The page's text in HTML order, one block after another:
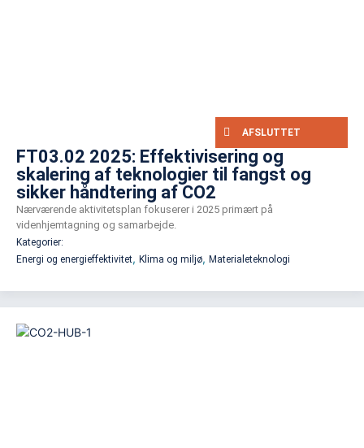
AFSLUTTET
FT03.02 2025: Effektivisering og
skalering af teknologier til fangst og
sikker håndtering af CO2
Nærværende aktivitetsplan fokuserer i 2025 primært på
videnhjemtagning og samarbejde.
Kategorier:
Energi og energieffektivitet, Klima og miljø, Materialeteknologi